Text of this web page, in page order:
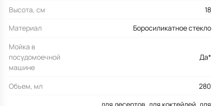
Высота, см
18
Материал
Боросиликатное стекло
Мойка в
посудомоечной
машине
Да*
Объем, мл 280